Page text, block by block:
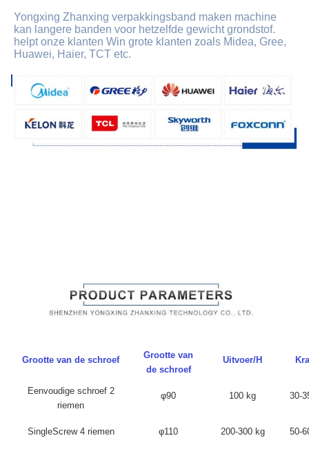
Yongxing Zhanxing verpakkingsband maken machine
kan langere banden voor hetzelfde gewicht grondstof.
helpt onze klanten Win grote klanten zoals Midea, Gree,
Huawei, Haier, TCT etc.
Grootte van de schroef
Grootte van
de schroef
Uitvoer/H
Eenvoudige schroef 2
riemen
φ90 100 kg 30-
SingleScrew 4 riemen φ110 200-300 kg 50-